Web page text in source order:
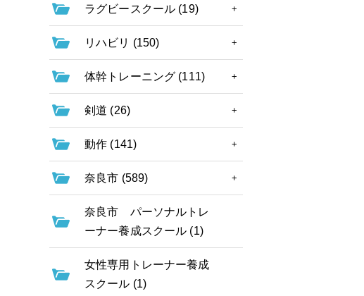
ラグビースクール (19)
リハビリ (150)
体幹トレーニング (111)
剣道 (26)
動作 (141)
奈良市 (589)
奈良市 パーソナルトレ
ーナー養成スクール (1)
女性専用トレーナー養成
スクール (1)